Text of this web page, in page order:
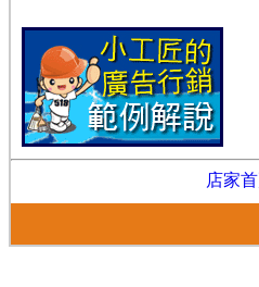
店家